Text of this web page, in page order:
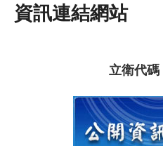
資訊連結網站
立衛代